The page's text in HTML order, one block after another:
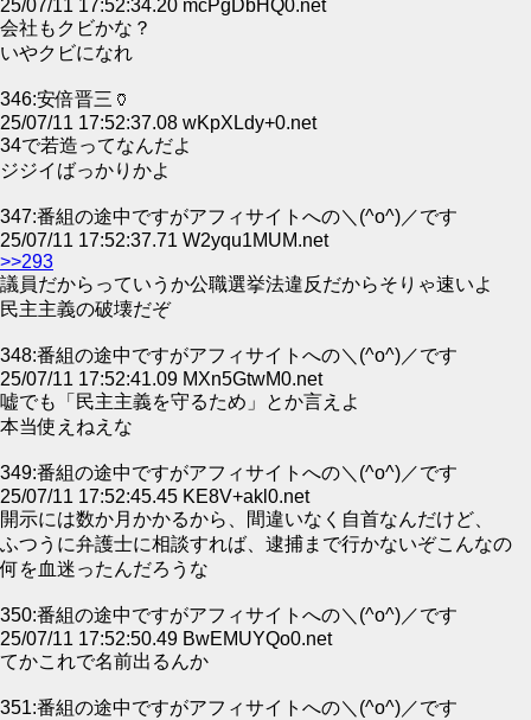
25/07/11 17:52:34.20 mcPgDbHQ0.net
会社もクビかな？
いやクビになれ
346:安倍晋三🏺
25/07/11 17:52:37.08 wKpXLdy+0.net
34で若造ってなんだよ
ジジイばっかりかよ
347:番組の途中ですがアフィサイトへの＼(^o^)／です
25/07/11 17:52:37.71 W2yqu1MUM.net
>>293
議員だからっていうか公職選挙法違反だからそりゃ速いよ
民主主義の破壊だぞ
348:番組の途中ですがアフィサイトへの＼(^o^)／です
25/07/11 17:52:41.09 MXn5GtwM0.net
嘘でも「民主主義を守るため」とか言えよ
本当使えねえな
349:番組の途中ですがアフィサイトへの＼(^o^)／です
25/07/11 17:52:45.45 KE8V+akl0.net
開示には数か月かかるから、間違いなく自首なんだけど、
ふつうに弁護士に相談すれば、逮捕まで行かないぞこんなの
何を血迷ったんだろうな
350:番組の途中ですがアフィサイトへの＼(^o^)／です
25/07/11 17:52:50.49 BwEMUYQo0.net
てかこれで名前出るんか
351:番組の途中ですがアフィサイトへの＼(^o^)／です